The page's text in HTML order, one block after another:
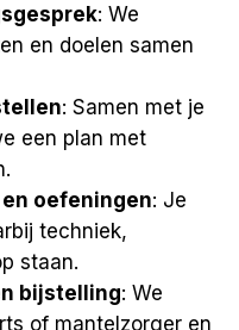
: We
en doelen samen
: Samen met je
een plan met
oefeningen: Je
techniek,
staan.
bijstelling: We
of mantelzorger en